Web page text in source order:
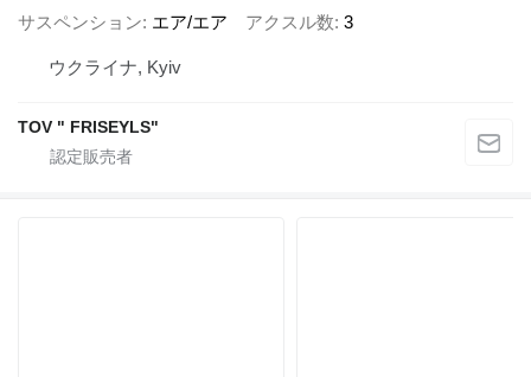
サスペンション エア/エア アクスル数 3
ウクライナ, Kyiv
TOV " FRISEYLS"